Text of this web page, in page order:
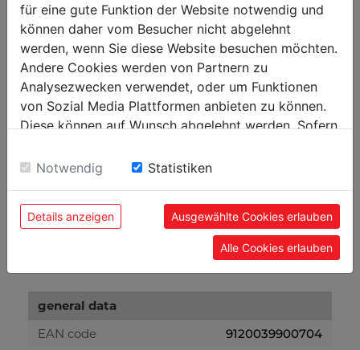
feed roller diameter in mm
weight
net weight in kg
60
gross weight in kg
66
packaging
packaging height in mm
290
packaging width in mm
560
770
general data
EAN code
9120039900704
für eine gute Funktion der Website notwendig und
können daher vom Besucher nicht abgelehnt
werden, wenn Sie diese Website besuchen möchten.
Andere Cookies werden von Partnern zu
Analysezwecken verwendet, oder um Funktionen
von Sozial Media Plattformen anbieten zu können.
Diese können auf Wunsch abgelehnt werden. Sofern
Einwilligung zu unseren Cookies.
Notwendig Statistiken
Details anzeigen Ausgewählte Cookies erlauben
Alle Cookies erlauben